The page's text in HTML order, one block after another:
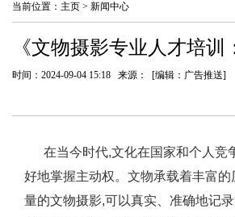
当前位置： 主页 > 新闻中心
《文物摄影专业人才培
时间：2024-09-04 15:18 来源： [编辑：广告推送]
在当今时代,文化在国家和个人竞
好地掌握主动权。文物承载着丰富
量的文物摄影,可以真实、准确地记